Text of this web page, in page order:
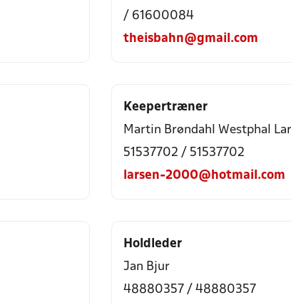
/ 61600084
theisbahn@gmail.com
Keepertræner
Martin Brøndahl Westphal
51537702 / 51537702
larsen-2000@hotmail.com
Holdleder
Jan Bjur
48880357 / 48880357